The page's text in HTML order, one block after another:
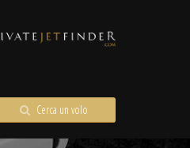
Cerca un volo